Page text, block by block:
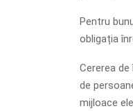
Pentru
obligația
Cererea
de
mijloace